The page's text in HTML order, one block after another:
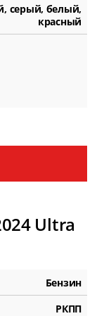
серый, белый,
красный
Ultra
Бензин
РКПП